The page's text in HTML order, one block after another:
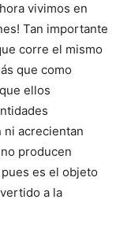
vivimos en
Tan importante
corre el mismo
que como
ellos
ni acrecientan
producen
es el objeto
a la